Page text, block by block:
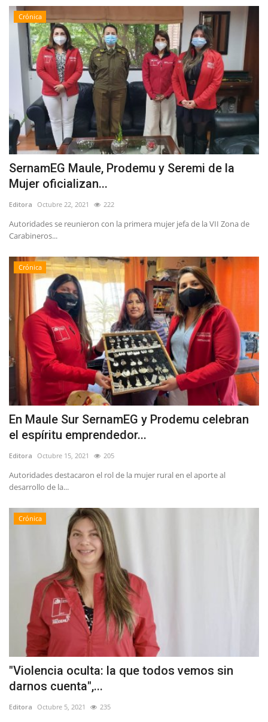
Crónica
SernamEG Maule, Prodemu y Seremi de la
Mujer oficializan...
Editora Octubre 22, 2021 222
Autoridades se reunieron con la primera mujer jefa de la VII Zona de
Carabineros...
Crónica
En Maule Sur SernamEG y Prodemu celebran
el espíritu emprendedor...
Editora Octubre 15, 2021 205
Autoridades destacaron el rol de la mujer rural en el aporte al
desarrollo de la...
Crónica
"Violencia oculta: la que todos vemos sin
darnos cuenta",...
Editora Octubre 5, 2021 235